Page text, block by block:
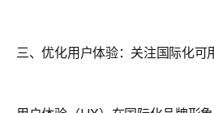
三、优化用户体验：关注国际化可